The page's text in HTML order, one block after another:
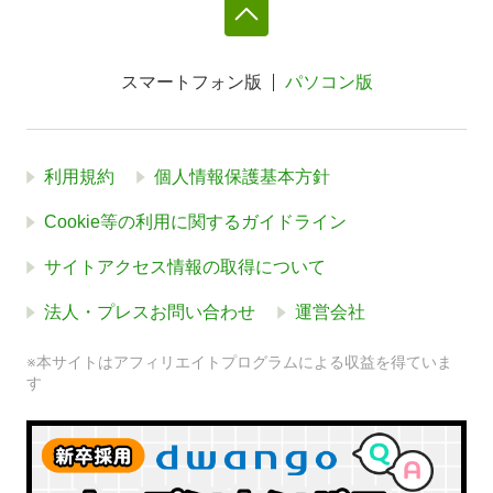
スマートフォン版 パソコン版
利用規約 個人情報保護基本方針
Cookie等の利用に関するガイドライン
サイトアクセス情報の取得について
法人・プレスお問い合わせ 運営会社
※本サイトはアフィリエイトプログラムによる収益を得ていま
す